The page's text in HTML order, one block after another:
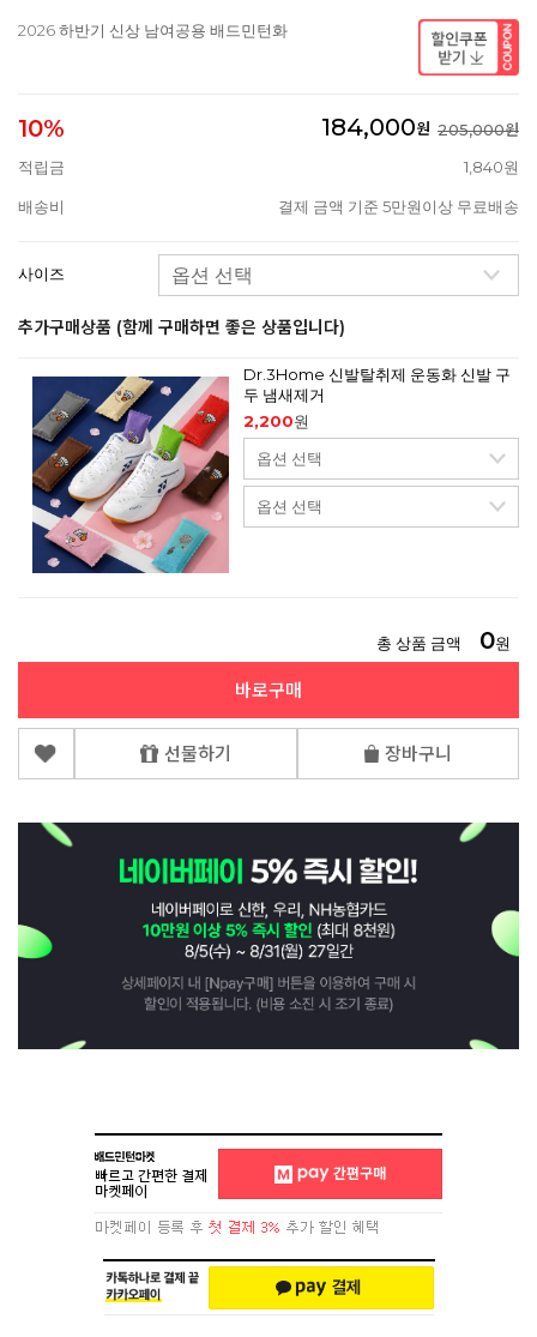
2026 하반기 신상 남여공용 배드민턴화
10% 184,000원 205,000원
적립금
1,840원
배송비 결제 금액 기준 5만원이상 무료배송
사이즈
추가구매상품 (함께 구매하면 좋은 상품입니다)
Dr.3Home 신발탈취제 운동화 신발 구
두 냄새제거
2,200원
총 상품 금액 0원
바로구매
선물하기 장바구니